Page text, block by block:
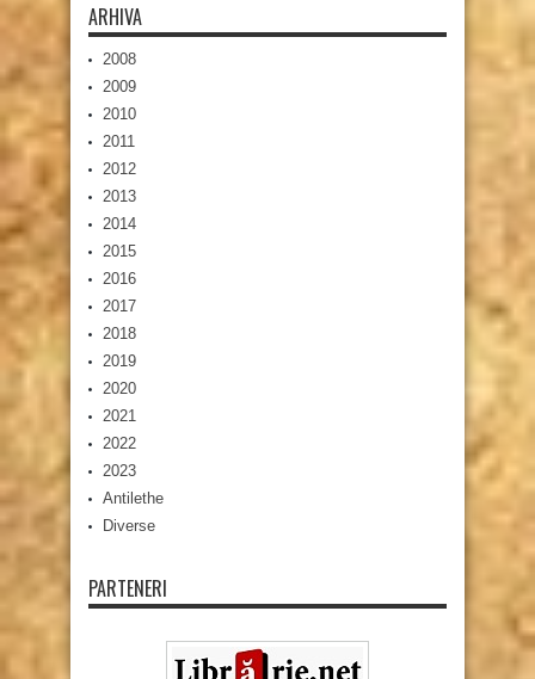
ARHIVA
2008
2009
2010
2011
2012
2013
2014
2015
2016
2017
2018
2019
2020
2021
2022
2023
Antilethe
Diverse
PARTENERI